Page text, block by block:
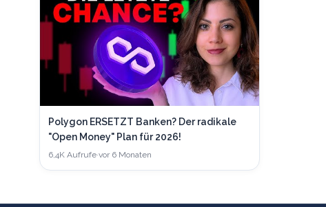
Polygon ERSETZT Banken? Der radikale
"Open Money" Plan für 2026!
6,4K Aufrufe·vor 6 Monaten